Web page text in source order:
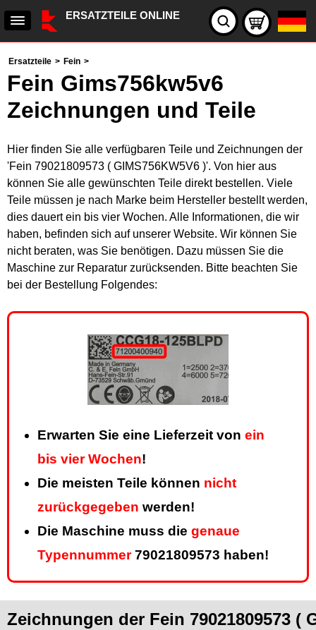
ERSATZTEILE ONLINE
Ersatzteile > Fein >
Fein Gims756kw5v6
Zeichnungen und Teile
Hier finden Sie alle verfügbaren Teile und Zeichnungen der
'Fein 79021809573 ( GIMS756KW5V6 )'. Von hier aus
können Sie alle gewünschten Teile direkt bestellen. Viele
Teile müssen je nach Marke beim Hersteller bestellt werden,
dies dauert ein bis vier Wochen. Alle Informationen, die wir
haben, befinden sich auf unserer Website. Wir können Sie
nicht beraten, was Sie benötigen. Dazu müssen Sie die
Maschine zur Reparatur zurücksenden. Bitte beachten Sie
bei der Bestellung Folgendes:
Erwarten Sie eine Lieferzeit von ein
bis vier Wochen!
Die meisten Teile können nicht
zurückgegeben werden!
Die Maschine muss die genaue
Typennummer79021809573 haben!
Zeichnungen der Fein 79021809573 (